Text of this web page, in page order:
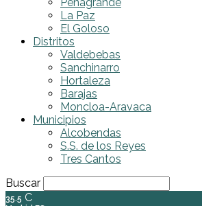
La Paz
El Goloso
Distritos
Valdebebas
Sanchinarro
Hortaleza
Barajas
Moncloa-Aravaca
Municipios
Alcobendas
S.S. de los Reyes
Tres Cantos
Buscar
35.5 C